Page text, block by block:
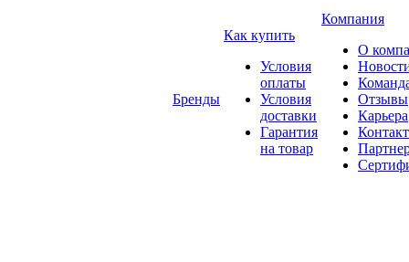
Бренды
Как купить
Условия
оплаты
Условия
доставки
Гарантия
на товар
Компания
О
Отзывы
Карьера